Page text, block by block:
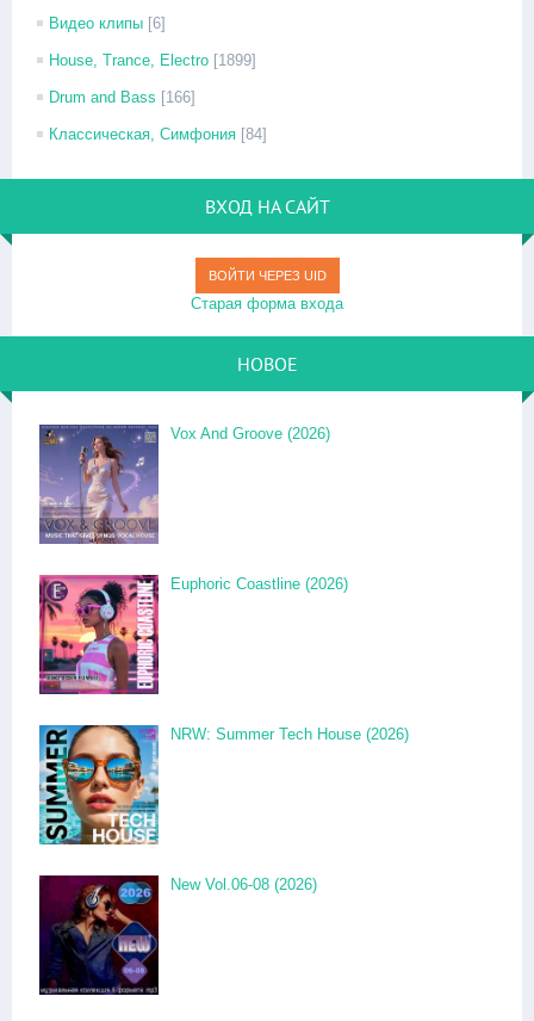
Видео клипы [6]
House, Trance, Electro [1899]
Drum and Bass [166]
Классическая, Симфония [84]
ВХОД НА САЙТ
ВОЙТИ ЧЕРЕЗ UID
Старая форма входа
НОВОЕ
Vox And Groove (2026)
Euphoric Coastline (2026)
NRW: Summer Tech House (2026)
New Vol.06-08 (2026)